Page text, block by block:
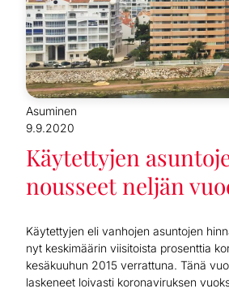
Asuminen
9.9.2020
Käytettyjen
nousseet neljän
Käytettyjen eli vanhojen asuntojen
nyt keskimäärin viisitoista prosenttia
kesäkuuhun 2015 verrattuna. Tänä
laskeneet loivasti koronaviruksen